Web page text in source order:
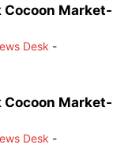
Market-
Desk -
Market-
Desk -